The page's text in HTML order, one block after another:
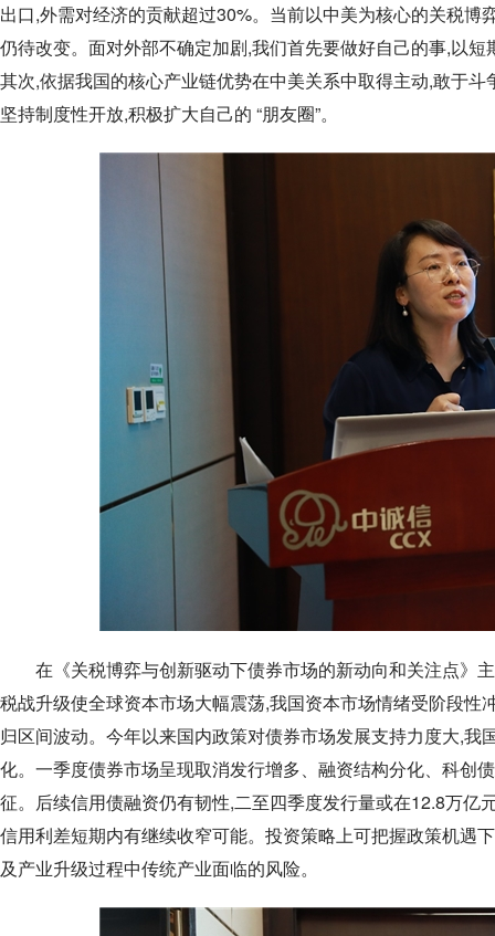
出口,外需对经济的贡献超过30%。当前以中美为核心的关税
仍待改变。面对外部不确定加剧,我们首先要做好自己的事,以
其次,依据我国的核心产业链优势在中美关系中取得主动,敢于
坚持制度性开放,积极扩大自己的 “朋友圈”。
在《关税博弈与创新驱动下债券市场的新动向和关注点》
税战升级使全球资本市场大幅震荡,我国资本市场情绪受阶段
归区间波动。今年以来国内政策对债券市场发展支持力度大,
化。一季度债券市场呈现取消发行增多、融资结构分化、科创
征。后续信用债融资仍有韧性,二至四季度发行量或在12.8万
信用利差短期内有继续收窄可能。投资策略上可把握政策机遇
及产业升级过程中传统产业面临的风险。